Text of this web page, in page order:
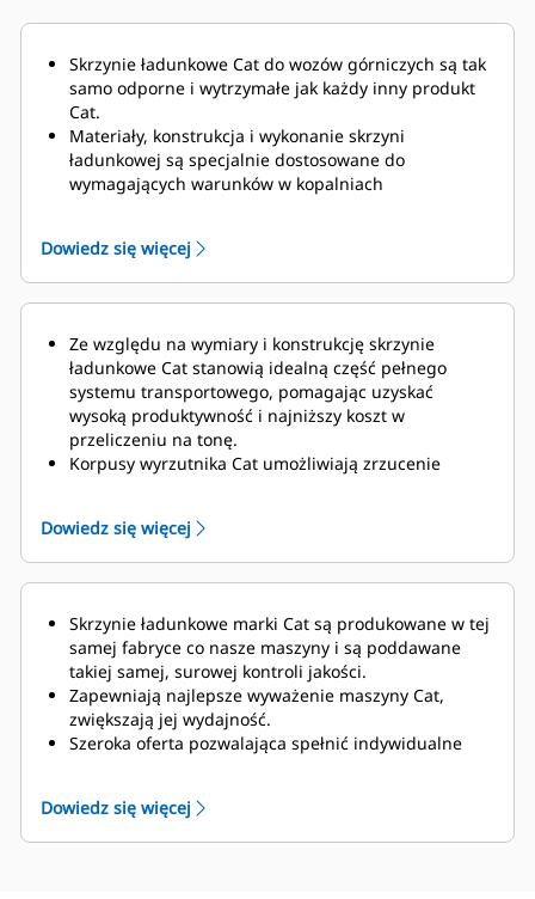
Skrzynie ładunkowe Cat do wozów górniczych są tak
samo odporne i wytrzymałe jak każdy inny produkt
Cat.
Materiały, konstrukcja i wykonanie skrzyni
ładunkowej są specjalnie dostosowane do
wymagających warunków w kopalniach
Dowiedz się więcej
Ze względu na wymiary i konstrukcję skrzynie
ładunkowe Cat stanowią idealną część pełnego
systemu transportowego, pomagając uzyskać
wysoką produktywność i najniższy koszt w
przeliczeniu na tonę.
Korpusy wyrzutnika Cat umożliwiają zrzucenie
obszarach o ograniczonym prześwicie nad
pojazdem.
Opcjonalny system zarządzania ładownością wozidła
określa czas trwania cyklu roboczego.
Dowiedz się więcej
Skrzynie ładunkowe marki Cat są produkowane w tej
samej fabryce co nasze maszyny i są poddawane
takiej samej, surowej kontroli jakości.
Zapewniają najlepsze wyważenie maszyny Cat,
zwiększają jej wydajność.
Szeroka oferta pozwalająca spełnić indywidualne
techniczną zapewnianą przez światową sieć
dealerów Cat.
Dowiedz się więcej